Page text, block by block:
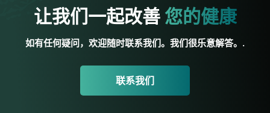
让我们一起改善 您的健康
如有任何疑问，欢迎随时联系我们。我们很乐意解答。.
联系我们